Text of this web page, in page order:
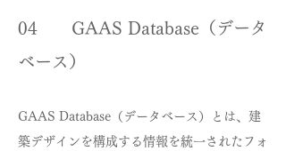
04
GAAS Database（データ
ベース）
GAAS Database（データベース）とは、建
築デザインを構成する情報を統一されたフォ